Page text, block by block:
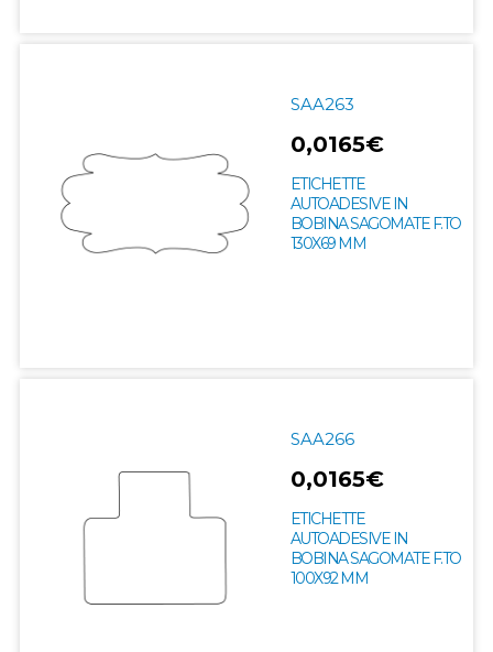
SAA263
0,0165€
ETICHETTE
AUTOADESIVE IN
BOBINA SAGOMATE F.TO
130X69 MM
SAA266
0,0165€
ETICHETTE
AUTOADESIVE IN
BOBINA SAGOMATE F.TO
100X92 MM